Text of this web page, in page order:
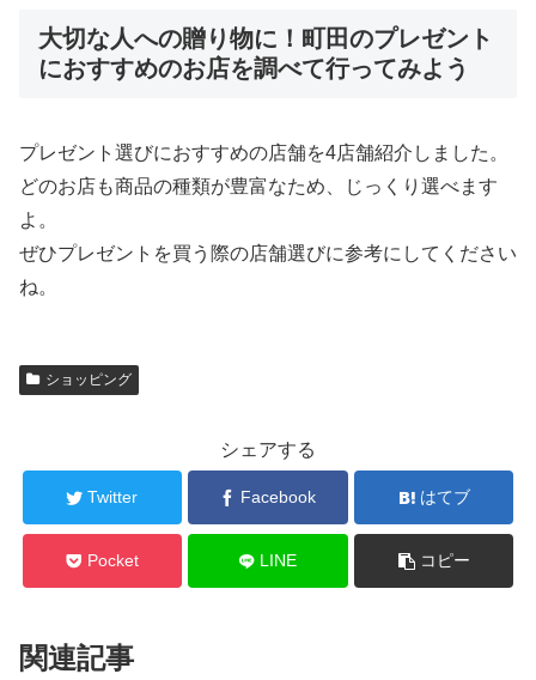
大切な人への贈り物に！町田のプレゼント
におすすめのお店を調べて行ってみよう
プレゼント選びにおすすめの店舗を4店舗紹介しました。
どのお店も商品の種類が豊富なため、じっくり選べます
よ。
ぜひプレゼントを買う際の店舗選びに参考にしてください
ね。
ショッピング
シェアする
Twitter Facebook はてブ
Pocket LINE コピー
関連記事